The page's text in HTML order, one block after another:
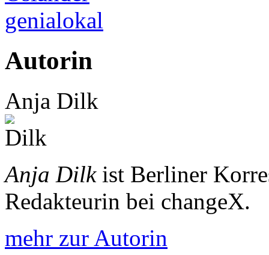
genialokal
Autorin
Anja Dilk
Anja Dilkist Berliner
Redakteurin bei changeX.
mehr zur Autorin